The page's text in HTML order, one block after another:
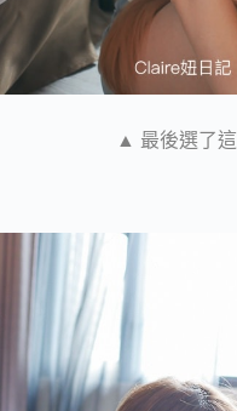
▲ 最後選了